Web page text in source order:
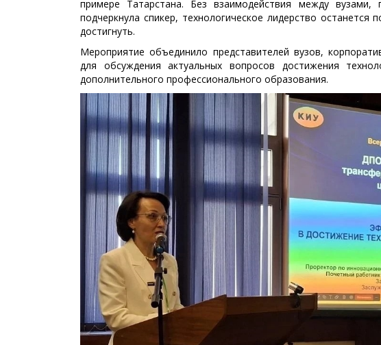
примере Татарстана. Без взаимодействия между вузами,
подчеркнула спикер, технологическое лидерство
достигнуть.
Мероприятие объединило представителей вузов,
для обсуждения актуальных вопросов достижения
дополнительного профессионального образования.